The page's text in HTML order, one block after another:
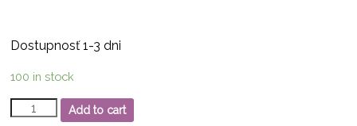
Dostupnosť 1-3 dni
100 in stock
W37
Add to cart